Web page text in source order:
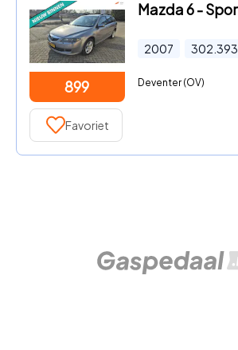
899
2007 302.393
Deventer (OV)
Favoriet